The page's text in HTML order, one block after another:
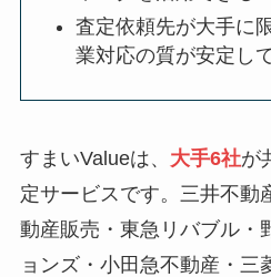
査定依頼先が大手に
業対応の質が安定し
すまいValueは、 大手6社が
定サービスです。三井不動
動産販売・東急リバブル・
ョンズ・小田急不動産・三